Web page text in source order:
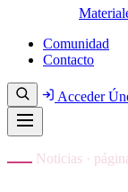
Comunidad
Contacto
Acceder
Noticias ·